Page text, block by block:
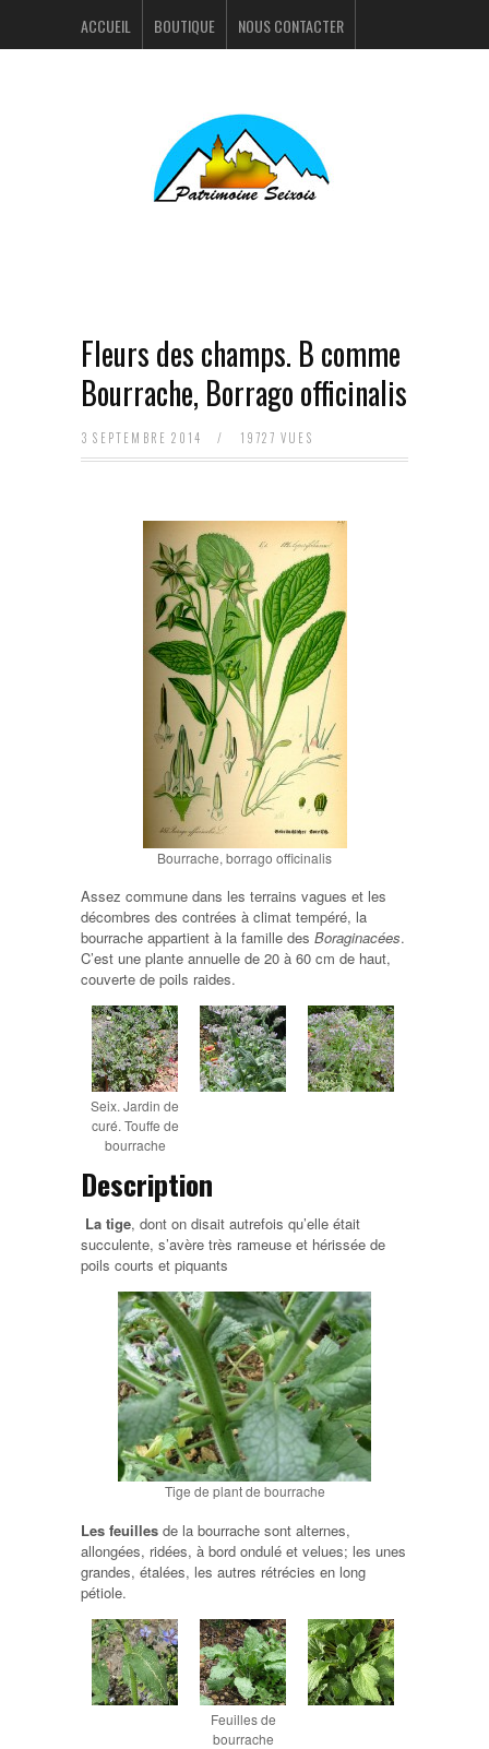
ACCUEIL BOUTIQUE NOUS CONTACTER
Fleurs des champs. B comme
Bourrache, Borrago officinalis
3 SEPTEMBRE 2014 / 19727 VUES
Bourrache, borrago officinalis
Assez commune dans les terrains vagues et les
décombres des contrées à climat tempéré, la
bourrache appartient à la famille des Boraginacées.
C’est une plante annuelle de 20 à 60 cm de haut,
couverte de poils raides.
Seix. Jardin de
curé. Touffe de
bourrache
Description
La tige, dont on disait autrefois qu’elle était
succulente, s’avère très rameuse et hérissée de
poils courts et piquants
Tige de plant de bourrache
Les feuilles de la bourrache sont alternes,
allongées, ridées, à bord ondulé et velues; les unes
grandes, étalées, les autres rétrécies en long
pétiole.
Feuilles de
bourrache